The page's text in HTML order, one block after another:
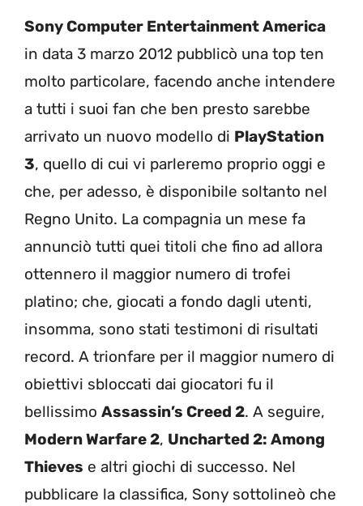
Sony Computer Entertainment America
in data 3 marzo 2012 pubblicò una top ten
molto particolare, facendo anche intendere
a tutti i suoi fan che ben presto sarebbe
arrivato un nuovo modello di PlayStation
3, quello di cui vi parleremo proprio oggi e
che, per adesso, è disponibile soltanto nel
Regno Unito. La compagnia un mese fa
annunciò tutti quei titoli che fino ad allora
ottennero il maggior numero di trofei
platino; che, giocati a fondo dagli utenti,
insomma, sono stati testimoni di risultati
record. A trionfare per il maggior numero di
obiettivi sbloccati dai giocatori fu il
bellissimo Assassin’s Creed 2. A seguire,
Modern Warfare 2, Uncharted 2: Among
Thieves e altri giochi di successo. Nel
pubblicare la classifica, Sony sottolineò che